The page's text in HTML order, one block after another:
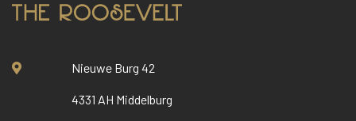
Nieuwe Burg 42
4331 AH Middelburg